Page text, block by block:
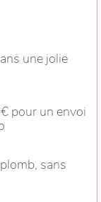
une jolie
pour un envoi
sans